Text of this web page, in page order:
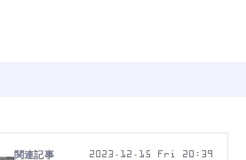
2023.12.15 Fri 20:39